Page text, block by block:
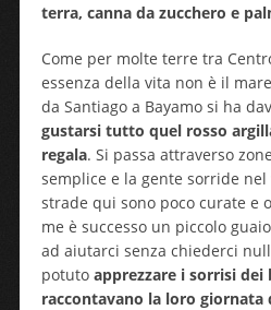
terra, canna da zucchero e
Come per molte terre tra
essenza della vita non è il
da Santiago a Bayamo si ha
gustarsi tutto quel rosso
regala. Si passa attraverso
semplice e la gente sorride nel
strade qui sono poco curate e
me è successo un piccolo
ad aiutarci senza chiederci
potuto apprezzare i sorrisi dei
raccontavano la loro giornata